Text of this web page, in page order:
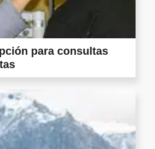
para consultas